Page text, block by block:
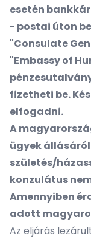
esetén
- postai úton
"Consulate
"Embassy of
fizetheti be.
elfogadni.
A
ügyek
születés/
konzulátus
Amennyiben
adott
Az eljárás